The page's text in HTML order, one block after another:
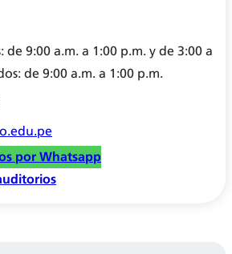
de 9:00 a.m. a 1:00 p.m. y de 3:00 a
de 9:00 a.m. a 1:00 p.m.
por Whatsapp